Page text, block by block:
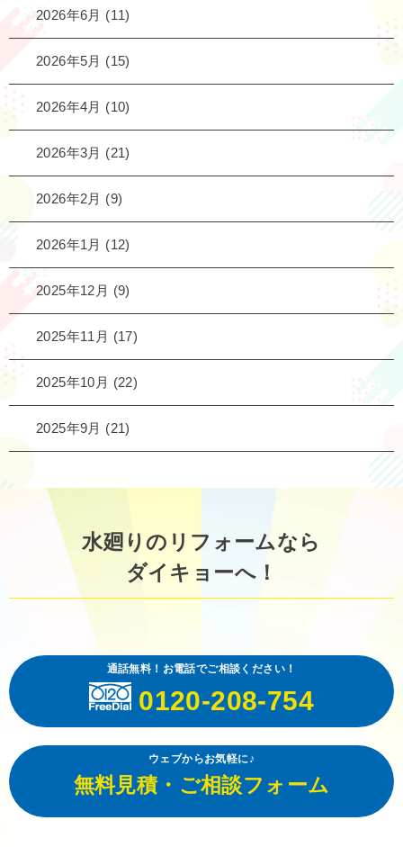
2026年6月 (11)
2026年5月 (15)
2026年4月 (10)
2026年3月 (21)
2026年2月 (9)
2026年1月 (12)
2025年12月 (9)
2025年11月 (17)
2025年10月 (22)
2025年9月 (21)
水廻りのリフォームなら
ダイキョーへ！
通話無料！お電話でご相談ください！
0120-208-754
ウェブからお気軽に♪
無料見積・ご相談フォーム